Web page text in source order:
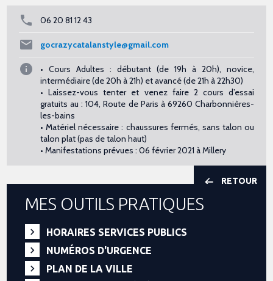
06 20 81 12 43
gocrazycatalanstyle@gmail.com
• Cours Adultes : débutant (de 19h à 20h), novice,
intermédiaire (de 20h à 21h) et avancé (de 21h à 22h30)
• Laissez-vous tenter et venez faire 2 cours d’essai
gratuits au : 104, Route de Paris à 69260 Charbonnières-
les-bains
• Matériel nécessaire : chaussures fermés, sans talon ou
talon plat (pas de talon haut)
• Manifestations prévues : 06 février 2021 à Millery
RETOUR
MES OUTILS PRATIQUES
HORAIRES SERVICES PUBLICS
NUMÉROS D'URGENCE
PLAN DE LA VILLE